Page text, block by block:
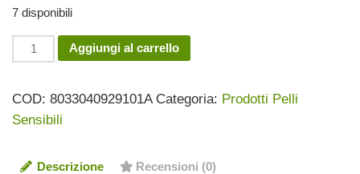
7 disponibili
Sapone
Aleppo
150gr
quantità
Aggiungi al carrello
COD: 8033040929101A Categoria: Prodotti Pelli
Sensibili
Descrizione Recensioni (0)